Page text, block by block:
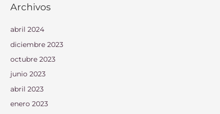
Archivos
abril 2024
diciembre 2023
octubre 2023
junio 2023
abril 2023
enero 2023